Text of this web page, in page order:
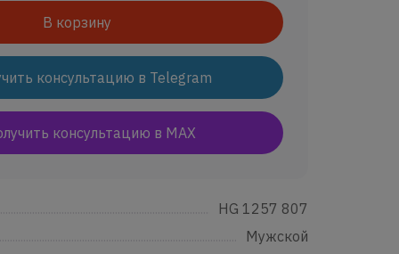
В корзину
консультацию в Telegram
консультацию в MAX
HG 1257 807
Мужской